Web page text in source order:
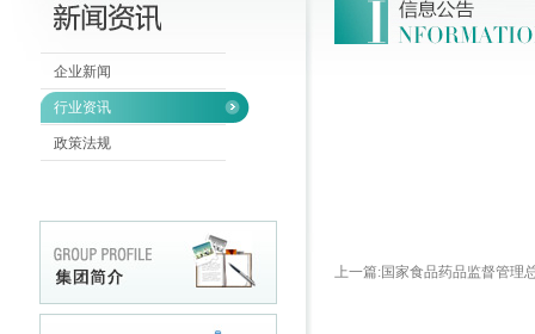
企业新闻
行业资讯
政策法规
上一篇:国家食品药品监督管理